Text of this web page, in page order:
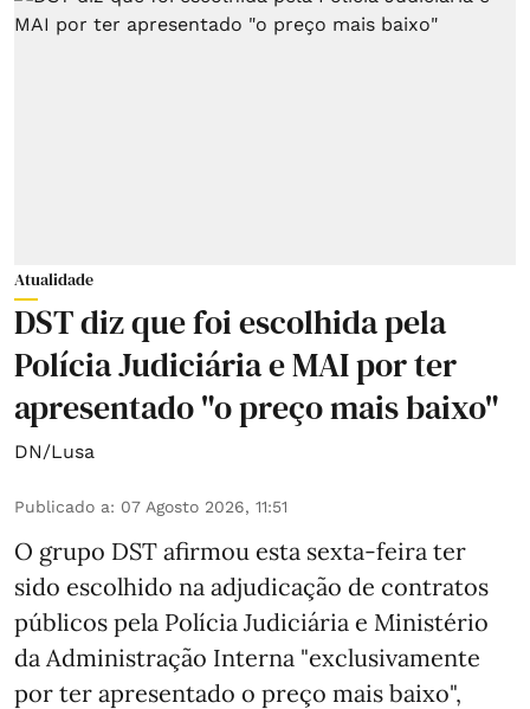
Atualidade
DST diz que foi escolhida pela
Polícia Judiciária e MAI por ter
apresentado "o preço mais baixo"
DN/Lusa
Publicado a: 07 Agosto 2026, 11:51
O grupo DST afirmou esta sexta-feira ter
sido escolhido na adjudicação de contratos
públicos pela Polícia Judiciária e Ministério
da Administração Interna "exclusivamente
por ter apresentado o preço mais baixo",